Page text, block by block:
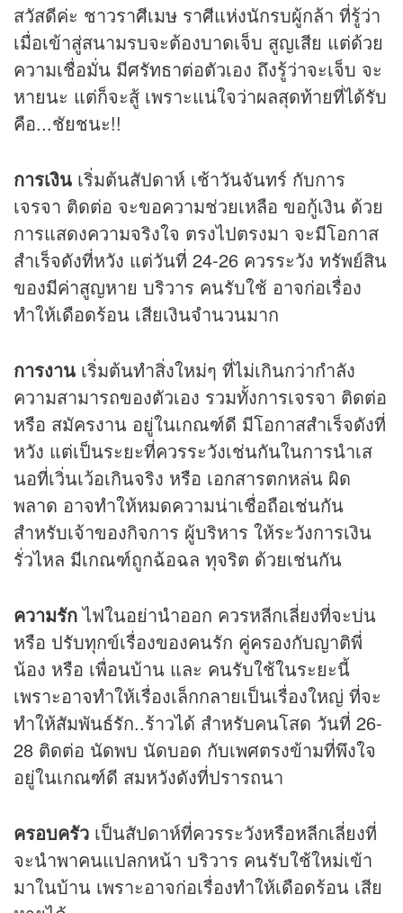
สวัสดีค่ะ ชาวราศีเมษ ราศีแห่งนักรบผู้กล้า ที่รู้ว่า
เมื่อเข้าสู่สนามรบจะต้องบาดเจ็บ สูญเสีย แต่ด้วย
ความเชื่อมั่น มีศรัทธาต่อตัวเอง ถึงรู้ว่าจะเจ็บ จะ
หายนะ แต่ก็จะสู้ เพราะแน่ใจว่าผลสุดท้ายที่ได้รับ
คือ...ชัยชนะ!!
การเงิน เริ่มต้นสัปดาห์ เช้าวันจันทร์ กับการ
เจรจา ติดต่อ จะขอความช่วยเหลือ ขอกู้เงิน ด้วย
การแสดงความจริงใจ ตรงไปตรงมา จะมีโอกาส
สำเร็จดังที่หวัง แต่วันที่ 24-26 ควรระวัง ทรัพย์สิน
ของมีค่าสูญหาย บริวาร คนรับใช้ อาจก่อเรื่อง
ทำให้เดือดร้อน เสียเงินจำนวนมาก
การงาน เริ่มต้นทำสิ่งใหม่ๆ ที่ไม่เกินกว่ากำลัง
ความสามารถของตัวเอง รวมทั้งการเจรจา ติดต่อ
หรือ สมัครงาน อยู่ในเกณฑ์ดี มีโอกาสสำเร็จดังที่
หวัง แต่เป็นระยะที่ควรระวังเช่นกันในการนำเส
นอที่เวิ่นเว้อเกินจริง หรือ เอกสารตกหล่น ผิด
พลาด อาจทำให้หมดความน่าเชื่อถือเช่นกัน
สำหรับเจ้าของกิจการ ผู้บริหาร ให้ระวังการเงิน
รั่วไหล มีเกณฑ์ถูกฉ้อฉล ทุจริต ด้วยเช่นกัน
ความรักไฟในอย่านำออก ควรหลีกเลี่ยงที่จะบ่น
หรือ ปรับทุกข์เรื่องของคนรัก คู่ครองกับญาติพี่
น้อง หรือ เพื่อนบ้าน และ คนรับใช้ในระยะนี้
เพราะอาจทำให้เรื่องเล็กกลายเป็นเรื่องใหญ่ ที่จะ
ทำให้สัมพันธ์รัก..ร้าวได้ สำหรับคนโสด วันที่ 26-
28 ติดต่อ นัดพบ นัดบอด กับเพศตรงข้ามที่พึงใจ
อยู่ในเกณฑ์ดี สมหวังดังที่ปรารถนา
ครอบครัว เป็นสัปดาห์ที่ควรระวังหรือหลีกเลี่ยงที่
จะนำพาคนแปลกหน้า บริวาร คนรับใช้ใหม่เข้า
มาในบ้าน เพราะอาจก่อเรื่องทำให้เดือดร้อน เสีย